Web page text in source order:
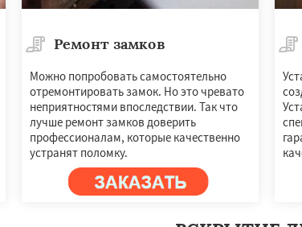
Работаем по
регионам
×
Фряново Хорлово Черкизово
Ремонт замков
Можно попробовать самостоятельно
отремонтировать замок. Но это чревато
неприятностями впоследствии. Так что
лучше ремонт замков доверить
профессионалам, которые качественно
устранят поломку.
УЗНАТЬ